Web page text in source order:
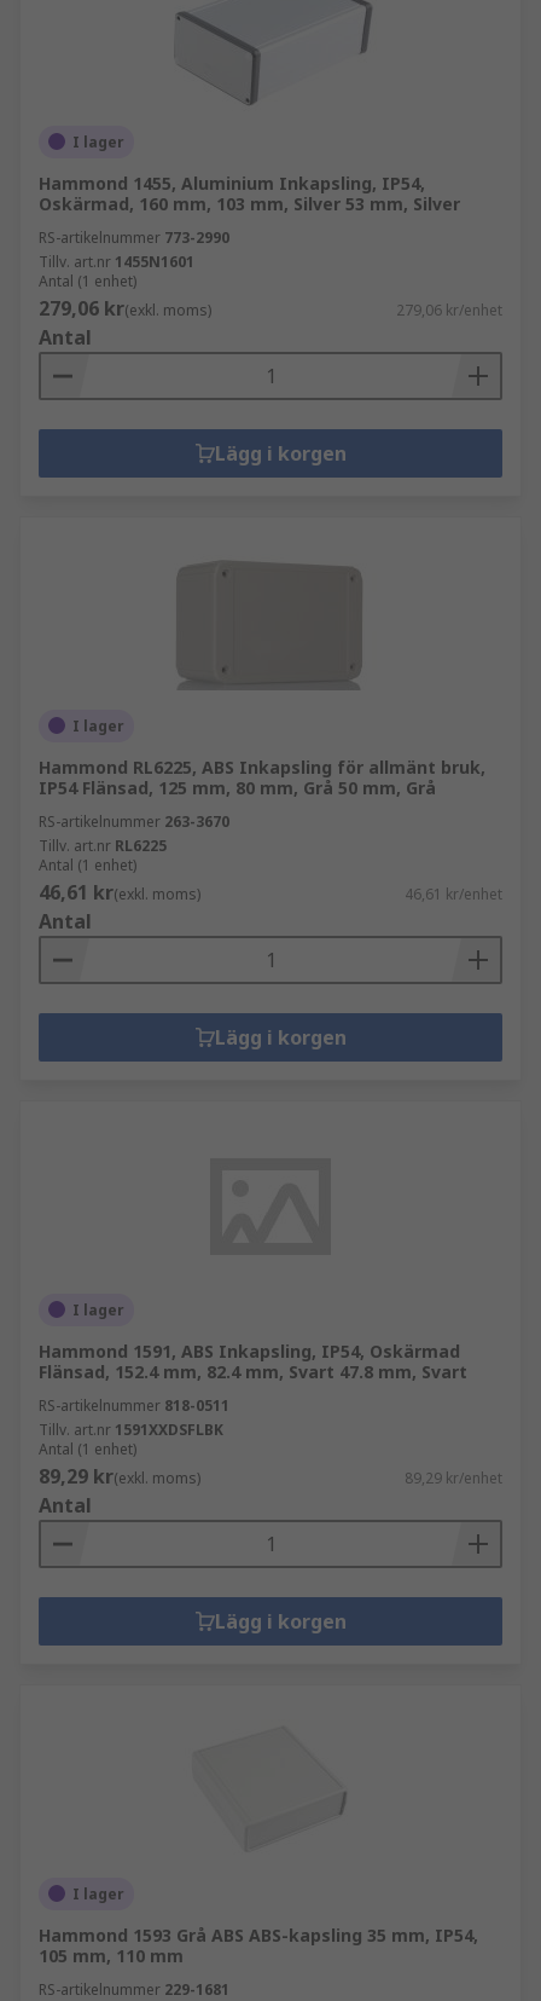
I lager
Hammond 1455, Aluminium Inkapsling, IP54,
Oskärmad, 160 mm, 103 mm, Silver 53 mm, Silver
RS-artikelnummer 773-2990
Tillv. art.nr 1455N1601
Antal (1 enhet)
279,06 kr(exkl. moms) 279,06 kr/enhet
Antal
Lägg i korgen
I lager
Hammond RL6225, ABS Inkapsling för allmänt bruk,
IP54 Flänsad, 125 mm, 80 mm, Grå 50 mm, Grå
RS-artikelnummer 263-3670
Tillv. art.nr RL6225
Antal (1 enhet)
46,61 kr(exkl. moms) 46,61 kr/enhet
Antal
Lägg i korgen
I lager
Hammond 1591, ABS Inkapsling, IP54, Oskärmad
Flänsad, 152.4 mm, 82.4 mm, Svart 47.8 mm, Svart
RS-artikelnummer 818-0511
Tillv. art.nr 1591XXDSFLBK
Antal (1 enhet)
89,29 kr(exkl. moms) 89,29 kr/enhet
Antal
Lägg i korgen
I lager
Hammond 1593 Grå ABS ABS-kapsling 35 mm, IP54,
105 mm, 110 mm
RS-artikelnummer 229-1681